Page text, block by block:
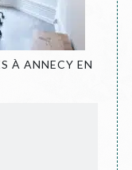
À ANNECY EN